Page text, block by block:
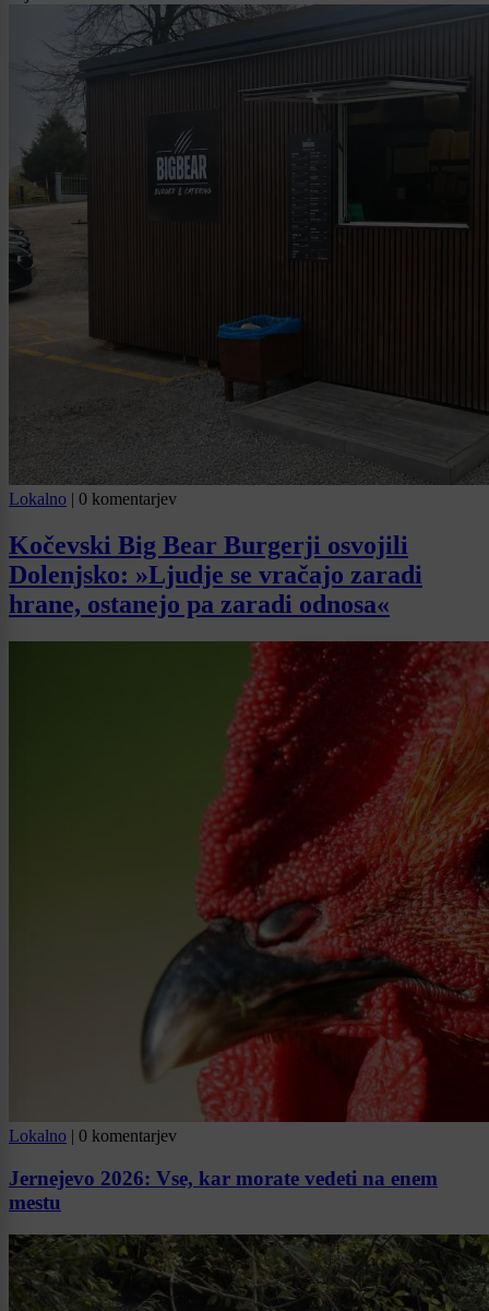
Lokalno | 0 komentarjev
Kočevski Big Bear Burgerji osvojili
Dolenjsko: »Ljudje se vračajo zaradi
hrane, ostanejo pa zaradi odnosa«
Lokalno | 0 komentarjev
Jernejevo 2026: Vse, kar morate vedeti na enem
mestu